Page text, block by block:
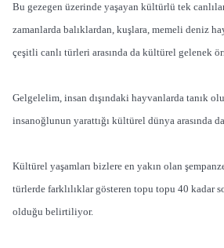
Bu gezegen üzerinde yaşayan kültürlü tek
zamanlarda balıklardan, kuşlara, memeli deniz
çeşitli canlı türleri arasında da kültürel gelenek
Gelgelelim, insan dışındaki hayvanlarda tanık
insanoğlunun yarattığı kültürel dünya arasında
Kültürel yaşamları bizlere en yakın olan
türlerde farklılıklar gösteren topu topu 40 kadar
olduğu belirtiliyor.